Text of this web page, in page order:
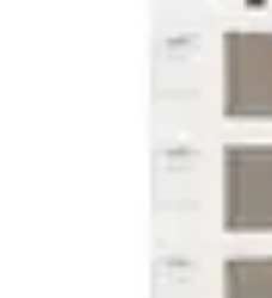
Compréhension de l'accessibilité